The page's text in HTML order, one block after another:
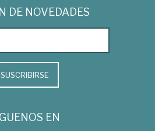
DE NOVEDADES
SUSCRIBIRSE
EN